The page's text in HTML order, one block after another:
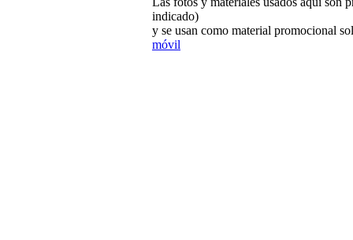
indicado)
y se usan como material promocional
móvil